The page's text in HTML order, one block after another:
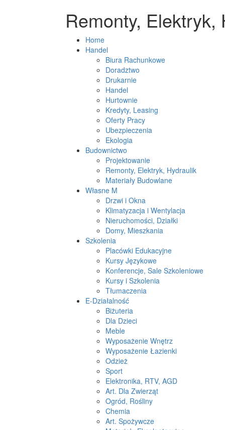
Remonty,
Home
Handel
Biura Rachunkowe
Doradztwo
Drukarnie
Handel
Hurtownie
Kredyty, Leasing
Oferty Pracy
Ubezpieczenia
Ekologia
Budownictwo
Projektowanie
Remonty, Elektryk, Hydraulik
Materiały Budowlane
Własne M
Drzwi i Okna
Klimatyzacja i Wentylacja
Nieruchomości, Działki
Domy, Mieszkania
Szkolenia
Placówki Edukacyjne
Kursy Językowe
Konferencje, Sale Szkoleniowe
Kursy i Szkolenia
Tłumaczenia
E-Działalność
Biżuteria
Dla Dzieci
Meble
Wyposażenie Wnętrz
Wyposażenie Łazienki
Odzież
Sport
Elektronika, RTV, AGD
Art. Dla Zwierząt
Ogród, Rośliny
Chemia
Art. Spożywcze